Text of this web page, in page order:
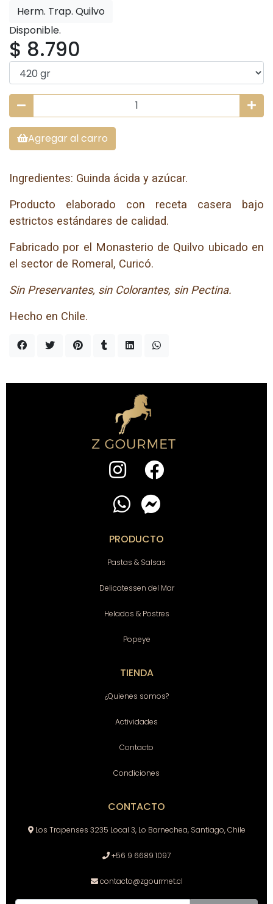
Herm. Trap. Quilvo
Disponible.
$ 8.790
Agregar al carro
Ingredientes: Guinda ácida y azúcar.
Producto elaborado con receta casera bajo
estrictos estándares de calidad.
Fabricado por el Monasterio de Quilvo ubicado en
el sector de Romeral, Curicó.
Sin Preservantes, sin Colorantes, sin Pectina.
Hecho en Chile.
PRODUCTO
Pastas & Salsas
Delicatessen del Mar
Helados & Postres
Popeye
TIENDA
¿Quienes somos?
Actividades
Contacto
Condiciones
CONTACTO
Los Trapenses 3235 Local 3, Lo Barnechea, Santiago, Chile
+56 9 6689 1097
contacto@zgourmet.cl